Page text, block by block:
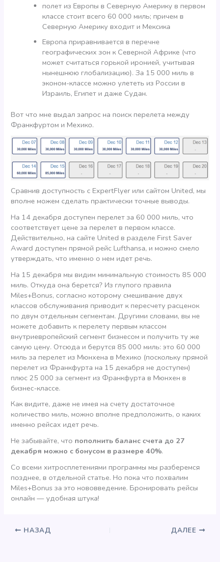
полет из Европы в Северную Америку в первом
классе стоит всего 60 000 миль; причем в
Северную Америку входит и Мексика
Европа приравнивается в перечне
географических зон к Северной Африке (что
может считаться горькой иронией, учитывая
нынешнюю глобализацию). За 15 000 миль в
эконом-классе можно улететь из России в
Израиль, Египет и даже Судан.
Вот что мне выдал запрос на поиск перелета между
Франкфуртом и Мехико.
Сравнив доступность с ExpertFlyer или сайтом United, мы
вполне можем сделать практически точные выводы.
На 14 декабря доступен перелет за 60 000 миль, что
соответствует цене за перелет в первом классе.
Действительно, на сайте United в разделе First Saver
Award доступен прямой рейс Lufthansa, и можно смело
утверждать, что именно о нем идет речь.
На 15 декабря мы видим минимальную стоимость 85 000
миль. Откуда она берется? Из глупого правила
Miles+Bonus, согласно которому смешивание двух
классов обслуживания приводит к пересчету расценок
по двум отдельным сегментам. Другими словами, вы не
можете добавить к перелету первым классом
внутриевропейский сегмент бизнесом и получить ту же
самую цену. Отсюда и берутся 85 000 миль: это 60 000
миль за перелет из Мюнхена в Мехико (поскольку прямой
перелет из Франкфурта на 15 декабря не доступен)
плюс 25 000 за сегмент из Франкфурта в Мюнхен в
бизнес-классе.
Как видите, даже не имея на счету достаточное
количество миль, можно вполне предположить, о каких
именно рейсах идет речь.
Не забывайте, что пополнить баланс счета до 27
декабря можно с бонусом в размере 40%.
Со всеми хитросплетениями программы мы разберемся
позднее, в отдельной статье. Но пока что похвалим
Miles+Bonus за это нововведение. Бронировать рейсы
онлайн — удобная штука!
НАЗАД ДАЛЕЕ